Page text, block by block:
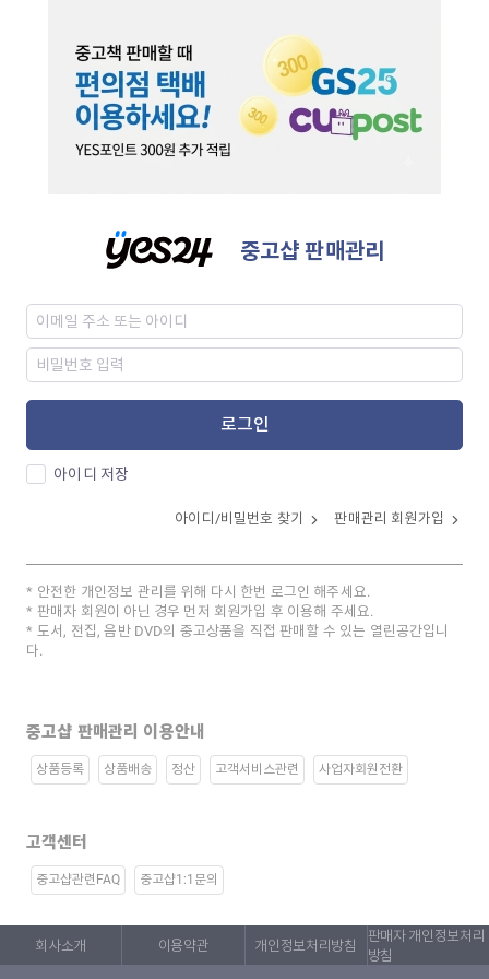
중고샵 판매관리
로그인
아이디 저장
아이디/비밀번호 찾기 판매관리 회원가입
안전한 개인정보 관리를 위해 다시 한번 로그인 해주세요.
판매자 회원이 아닌 경우 먼저 회원가입 후 이용해 주세요.
도서, 전집, 음반 DVD의 중고상품을 직접 판매할 수 있는 열린공간입니
다.
중고샵 판매관리 이용안내
상품등록 상품배송 정산 고객서비스관련 사업자회원전환
고객센터
중고샵관련FAQ 중고샵1:1문의
회사소개 이용약관 개인정보처리방침
판매자 개인정보처리
방침